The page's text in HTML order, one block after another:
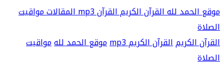
موقع الحمد للهالقرآن الكريمالقرآن mp3 المقالاتمواقيت
الصلاة
القرآن الكريمالقرآن الكريم mp3 موقع الحمد للهمواقيت
الصلاة